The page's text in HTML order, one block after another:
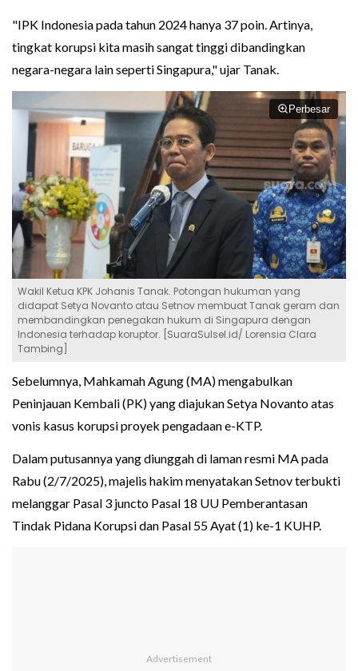
"IPK Indonesia pada tahun 2024 hanya 37 poin. Artinya,
tingkat korupsi kita masih sangat tinggi dibandingkan
negara-negara lain seperti Singapura," ujar Tanak.
Perbesar
Wakil Ketua KPK Johanis Tanak. Potongan hukuman yang
didapat Setya Novanto atau Setnov membuat Tanak geram dan
membandingkan penegakan hukum di Singapura dengan
Indonesia terhadap koruptor. [SuaraSulsel.id/ Lorensia Clara
Tambing]
Sebelumnya, Mahkamah Agung (MA) mengabulkan
Peninjauan Kembali (PK) yang diajukan Setya Novanto atas
vonis kasus korupsi proyek pengadaan e-KTP.
Dalam putusannya yang diunggah di laman resmi MA pada
Rabu (2/7/2025), majelis hakim menyatakan Setnov terbukti
melanggar Pasal 3 juncto Pasal 18 UU Pemberantasan
Tindak Pidana Korupsi dan Pasal 55 Ayat (1) ke-1 KUHP.